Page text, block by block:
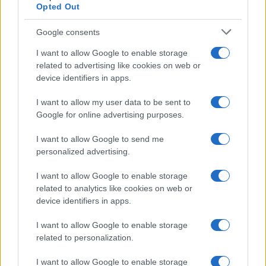
Opted Out
Google consents
I want to allow Google to enable storage
related to advertising like cookies on web or
device identifiers in apps.
I want to allow my user data to be sent to
Google for online advertising purposes.
I want to allow Google to send me
personalized advertising.
I want to allow Google to enable storage
related to analytics like cookies on web or
device identifiers in apps.
I want to allow Google to enable storage
related to personalization.
I want to allow Google to enable storage
EFA GROUP: Στρατηγική επένδυση στη
Fractal με στόχο την ανάπτυξη
αμυντικών τεχνολογιών σε Ελλάδα και
Κύπρο
ΗΠΑ: Ξεκινά η παραγωγή της
κατευθυνόμενης βόμβας GBU-75 που
φθάνει τα 600 χιλιόμετρα
ΗΠΑ: Πώληση βλημάτων πυροβολικού